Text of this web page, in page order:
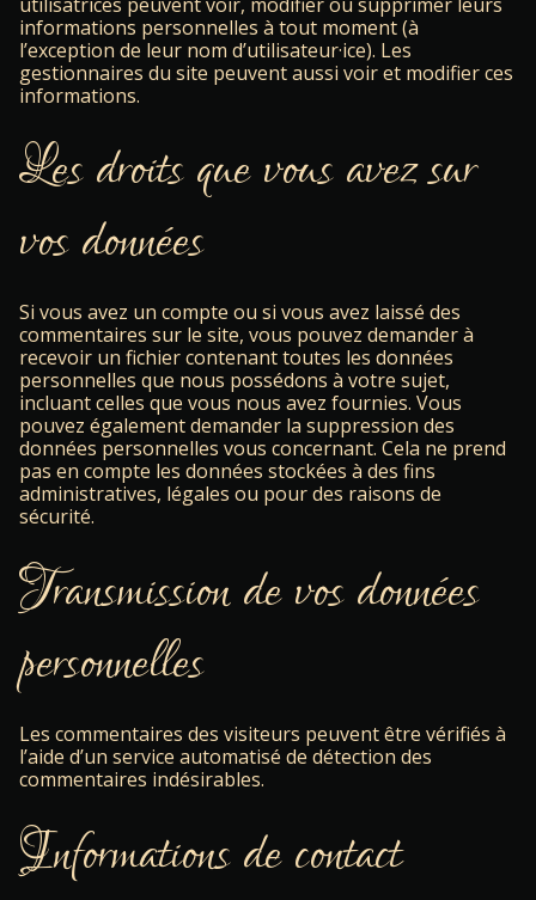
informations personnelles à tout moment (à
l’exception de leur nom d’utilisateur·ice). Les
gestionnaires du site peuvent aussi voir et modifier ces
informations.
Les droits que vous avez sur
vos données
Si vous avez un compte ou si vous avez laissé des
commentaires sur le site, vous pouvez demander à
recevoir un fichier contenant toutes les données
personnelles que nous possédons à votre sujet,
incluant celles que vous nous avez fournies. Vous
pouvez également demander la suppression des
données personnelles vous concernant. Cela ne prend
pas en compte les données stockées à des fins
administratives, légales ou pour des raisons de
sécurité.
Transmission de vos données
personnelles
Les commentaires des visiteurs peuvent être vérifiés à
l’aide d’un service automatisé de détection des
commentaires indésirables.
Informations de contact